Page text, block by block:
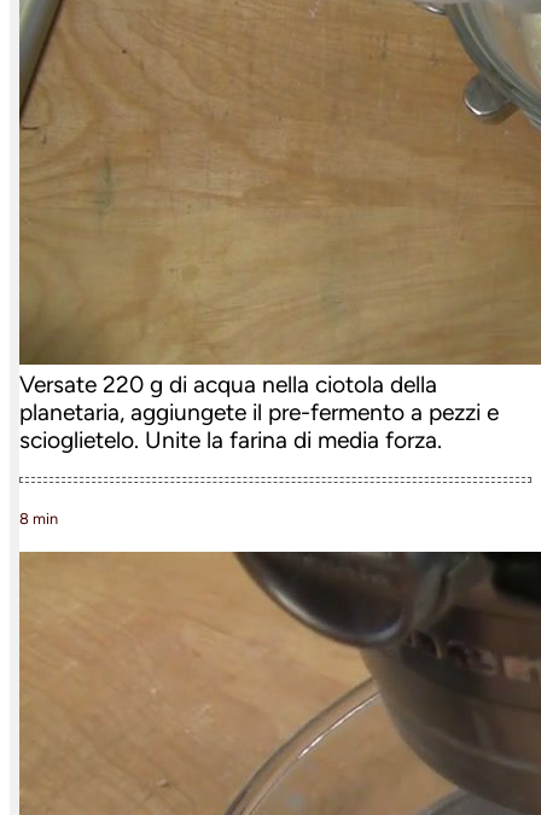
Versate 220 g di acqua nella ciotola della
planetaria, aggiungete il pre-fermento a pezzi e
scioglietelo. Unite la farina di media forza.
8 min